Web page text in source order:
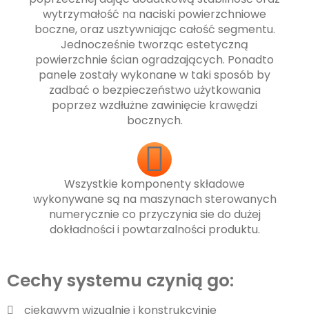
wytrzymałość na naciski powierzchniowe
boczne, oraz usztywniając całość segmentu.
Jednocześnie tworząc estetyczną
powierzchnie ścian ogradzających. Ponadto
panele zostały wykonane w taki sposób by
zadbać o bezpieczeństwo użytkowania
poprzez wzdłużne zawinięcie krawędzi
bocznych.
Wszystkie komponenty składowe
wykonywane są na maszynach sterowanych
numerycznie co przyczynia sie do dużej
dokładności i powtarzalności produktu.
Cechy systemu czynią go:
ciekawym wizualnie i konstrukcyjnie